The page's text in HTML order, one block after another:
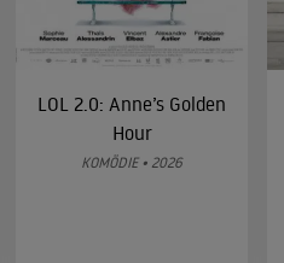
LOL 2.0: Anne’s Golden
Hour
KOMÖDIE • 2026